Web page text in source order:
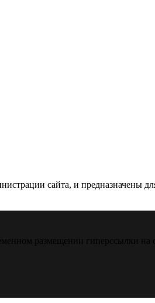
сайта, и предназначены
размещении гиперссылки на